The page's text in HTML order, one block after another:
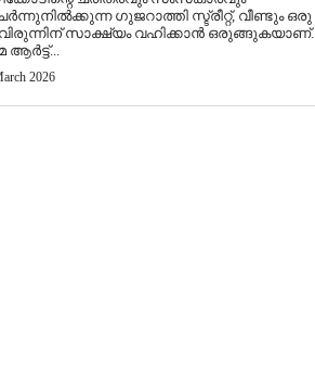
ഗുജറാത്തി സ്ട്രീറ്റ്, വീണ്ടും ഒരു
സാക്ഷ്യം വഹിക്കാൻ ഒരുങ്ങുകയാണ്.
2026